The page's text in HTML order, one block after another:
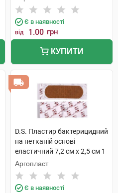
Є в наявності
від 1.00 грн
КУПИТИ
D.S. Пластир бактерицидний
на нетканій основі
еластичний 7,2 см х 2,5 см 1
шт
Аргопласт
Є в наявності